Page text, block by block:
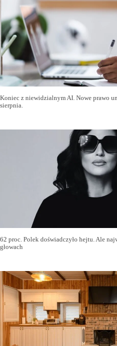
Koniec z niewidzialnym AI. Nowe prawo
sierpnia.
62 proc. Polek doświadczyło hejtu. Ale
głowach